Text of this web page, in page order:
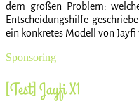
dem großen Problem:
Entscheidungshilfe
ein konkretes Modell von
Sponsoring
[Test] Jayfi X1